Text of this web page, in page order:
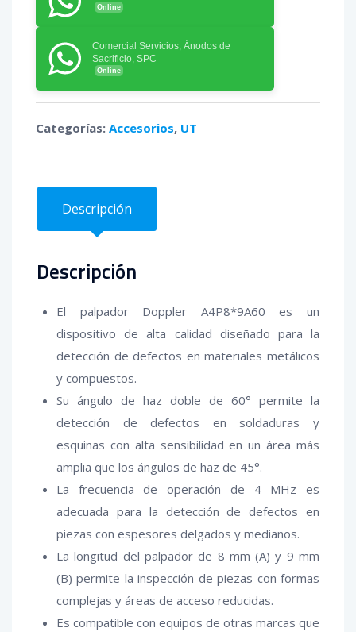
A4P8*9A60
cantidad
Online
Comercial Servicios, Ánodos de
Sacrificio, SPC
Online
Categorías: Accesorios, UT
Descripción
Descripción
El palpador Doppler A4P8*9A60 es un
dispositivo de alta calidad diseñado para la
detección de defectos en materiales metálicos
y compuestos.
Su ángulo de haz doble de 60° permite la
detección de defectos en soldaduras y
esquinas con alta sensibilidad en un área más
amplia que los ángulos de haz de 45°.
La frecuencia de operación de 4 MHz es
adecuada para la detección de defectos en
piezas con espesores delgados y medianos.
La longitud del palpador de 8 mm (A) y 9 mm
(B) permite la inspección de piezas con formas
complejas y áreas de acceso reducidas.
Es compatible con equipos de otras marcas que